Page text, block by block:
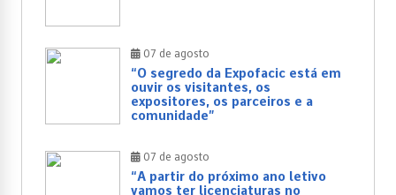
07 de agosto
“O segredo da Expofacic está em
ouvir os visitantes, os
expositores, os parceiros e a
comunidade”
07 de agosto
“A partir do próximo ano letivo
vamos ter licenciaturas no